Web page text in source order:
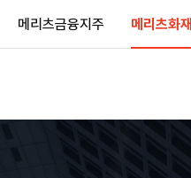
메리츠금융지주 메리츠화재